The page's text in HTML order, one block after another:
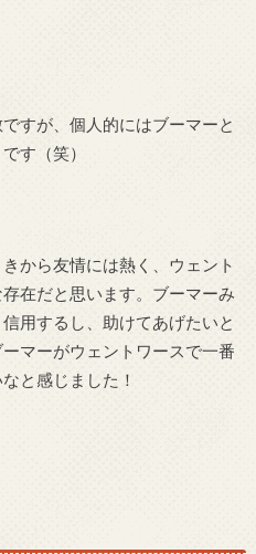
すが、個人的にはブーマーと
す（笑）
から友情には熱く、ウェント
在だと思います。ブーマーみ
用するし、助けてあげたいと
マーがウェントワースで一番
と感じました！